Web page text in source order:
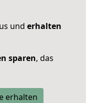
und erhalten
sparen, das
erhalten